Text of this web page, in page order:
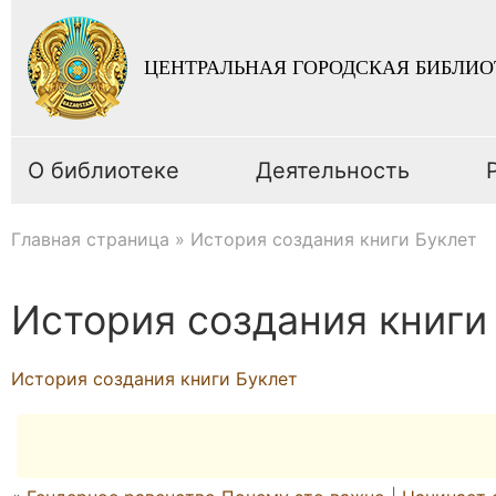
ЦЕНТРАЛЬНАЯ ГОРОДСКАЯ
О библиотеке Деятельность
Главная страница » История создания книги Буклет
История создания
История создания книги Буклет